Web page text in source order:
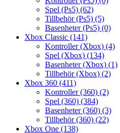
Spel (Ps5) (62)
Tillbehör (Ps5) (5)
Basenheter (Ps5) (0)
Xbox Classic (141)
Kontroller (Xbox) (4)
Spel (Xbox) (134)
Basenheter (Xbox) (1)
Tillbehör (Xbox) (2)
Xbox 360 (411)
Kontroller (360) (2)
Spel (360) (384)
Basenheter (360) (3)
Tillbehör (360) (22)
Xbox One (138)